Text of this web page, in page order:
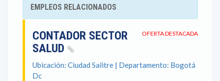
EMPLEOS RELACIONADOS
OFERTA DESTACADA
CONTADOR SECTOR
SALUD
Ubicación: Ciudad Salitre | Departamento: Bogotá
Dc